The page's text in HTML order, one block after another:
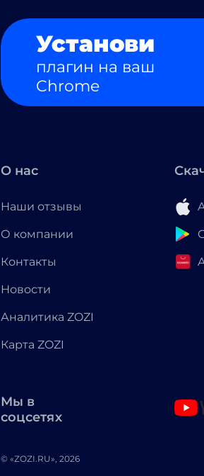
Установи
плагин на ваш
Chrome
О нас
Наши отзывы
О компании
Контакты
Новости
Аналитика ZOZI
Карта ZOZI
Мы в
соцсетях
© «ZOZI.RU», 2026